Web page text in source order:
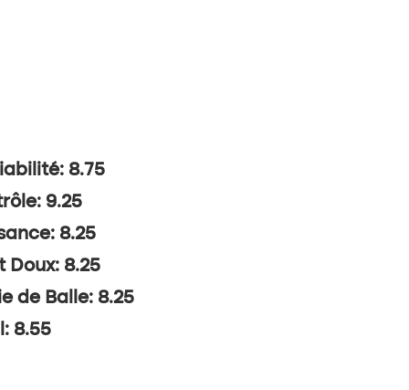
8.75
9.25
8.25
Doux: 8.25
de Balle: 8.25
8.55